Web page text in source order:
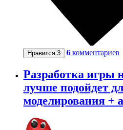
Нравится 3 6 комментариев
Разработка игры
лучше подойдет
моделирования +